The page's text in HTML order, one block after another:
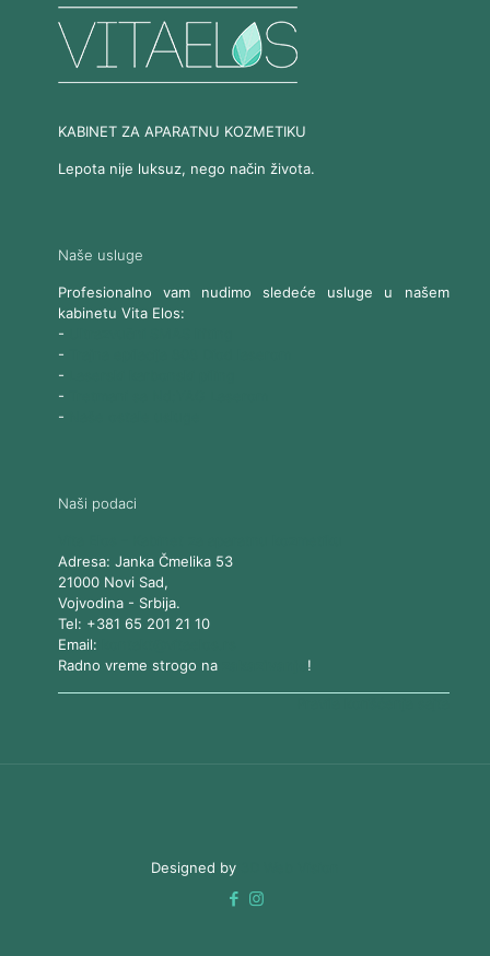
KABINET ZA APARATNU KOZMETIKU
Lepota nije luksuz, nego način života.
Naše usluge
Profesionalno vam nudimo sledeće usluge u našem
kabinetu Vita Elos:
-
-
-
-
-
Naši podaci
Adresa: Janka Čmelika 53
21000 Novi Sad,
Vojvodina- Srbija.
Tel: +381 65 201 21 10
Email:
Radno vreme strogo na
!
Designed by